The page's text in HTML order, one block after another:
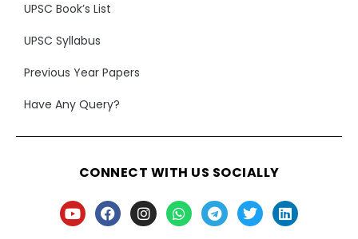
UPSC Book’s List
UPSC Syllabus
Previous Year Papers
Have Any Query?
CONNECT WITH US SOCIALLY